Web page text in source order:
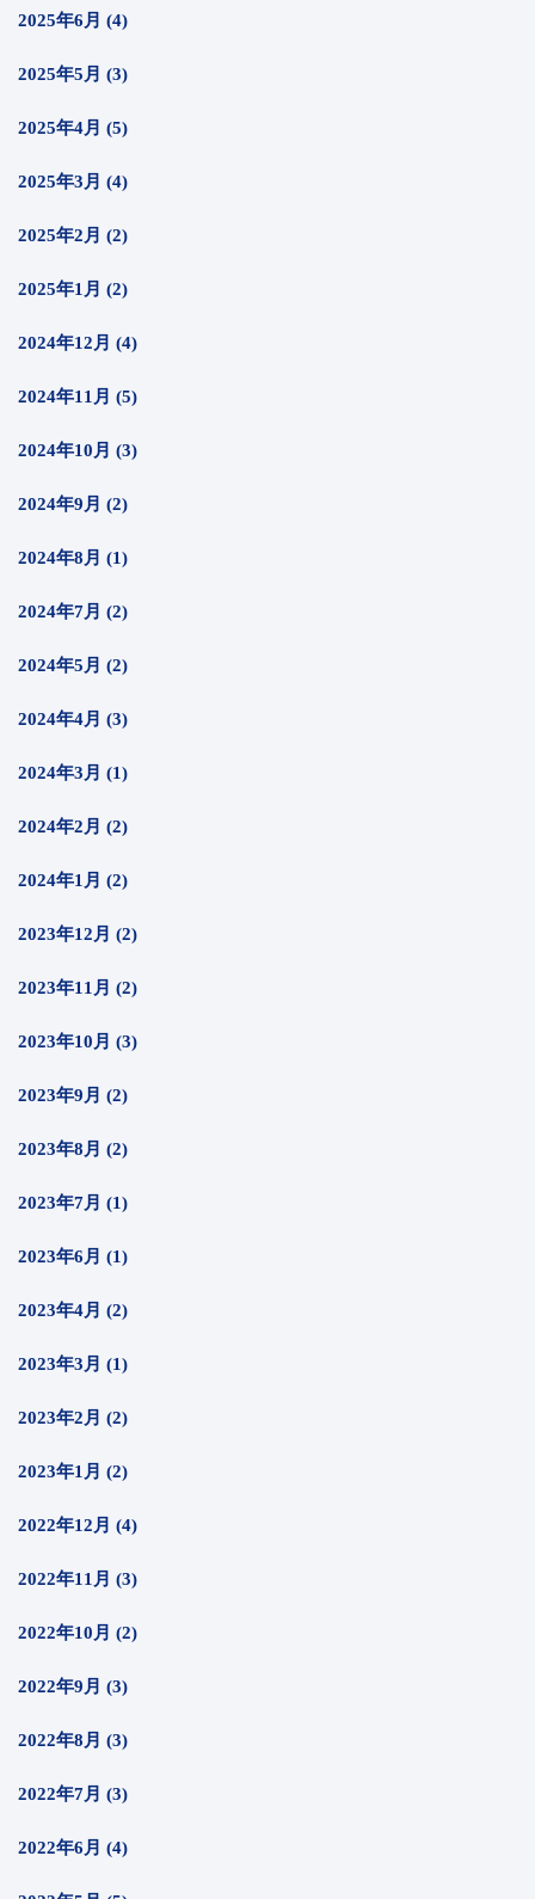
2025年6月 (4)
2025年5月 (3)
2025年4月 (5)
2025年3月 (4)
2025年2月 (2)
2025年1月 (2)
2024年12月 (4)
2024年11月 (5)
2024年10月 (3)
2024年9月 (2)
2024年8月 (1)
2024年7月 (2)
2024年5月 (2)
2024年4月 (3)
2024年3月 (1)
2024年2月 (2)
2024年1月 (2)
2023年12月 (2)
2023年11月 (2)
2023年10月 (3)
2023年9月 (2)
2023年8月 (2)
2023年7月 (1)
2023年6月 (1)
2023年4月 (2)
2023年3月 (1)
2023年2月 (2)
2023年1月 (2)
2022年12月 (4)
2022年11月 (3)
2022年10月 (2)
2022年9月 (3)
2022年8月 (3)
2022年7月 (3)
2022年6月 (4)